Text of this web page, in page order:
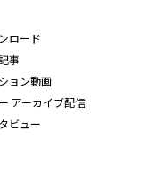
ロード
事
ョン動画
アーカイブ配信
ビュー